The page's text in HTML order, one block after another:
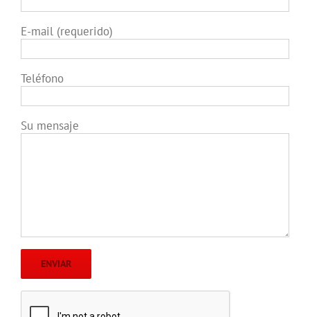
E-mail (requerido)
Teléfono
Su mensaje